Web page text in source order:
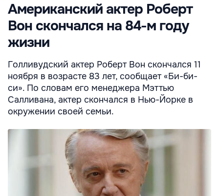
Американский актер Роберт
Вон скончался на 84-м году
жизни
Голливудский актер Роберт Вон скончался 11
ноября в возрасте 83 лет, сообщает «Би-би-
си». По словам его менеджера Мэттью
Салливана, актер скончался в Нью-Йорке в
окружении своей семьи.